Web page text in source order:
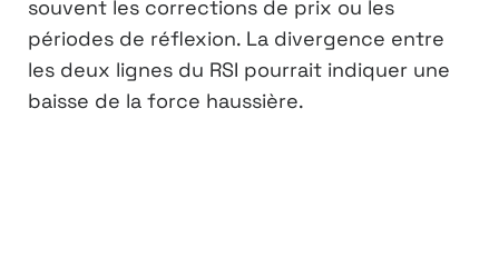
souvent les corrections de prix ou les
périodes de réflexion. La divergence entre
les deux lignes du RSI pourrait indiquer une
baisse de la force haussière.